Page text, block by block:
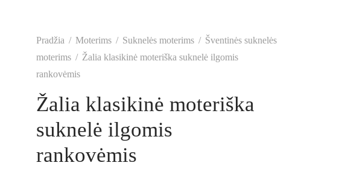
Pradžia / Moterims / Suknelės moterims / Šventinės suknelės
moterims / Žalia klasikinė moteriška suknelė ilgomis
rankovėmis
Žalia klasikinė moteriška
suknelė ilgomis
rankovėmis